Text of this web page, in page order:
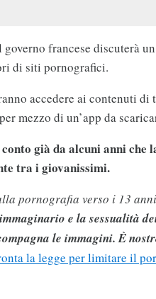
francese discuterà
di siti pornografici.
accedere ai contenuti di
mezzo di un’app da
già da alcuni anni che
tra i giovanissimi.
pornografia verso i 13
e la sessualità
le immagini. È
la legge per limitare il